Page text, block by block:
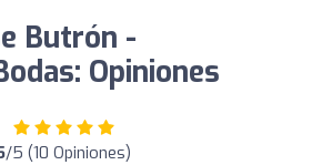
Butrón -
Opiniones
/5 (10 Opiniones)